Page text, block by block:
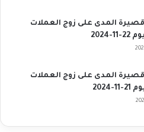
المدى على زوج العملات
المدى على زوج العملات